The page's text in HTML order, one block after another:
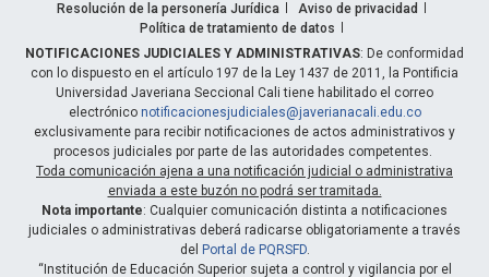
Resolución de la personería Jurídica
Aviso de privacidad
Política de tratamiento de datos
NOTIFICACIONES JUDICIALES Y ADMINISTRATIVAS: De conformidad
con lo dispuesto en el artículo 197 de la Ley 1437 de 2011, la Pontificia
Universidad Javeriana Seccional Cali tiene habilitado el correo
electrónico notificacionesjudiciales@javerianacali.edu.co
exclusivamente para recibir notificaciones de actos administrativos y
procesos judiciales por parte de las autoridades competentes.
Toda comunicación ajena a una notificación judicial o administrativa
enviada a este buzón no podrá ser tramitada.
Nota importante: Cualquier comunicación distinta a notificaciones
judiciales o administrativas deberá radicarse obligatoriamente a través
del Portal de PQRSFD.
“Institución de Educación Superior sujeta a control y vigilancia por el